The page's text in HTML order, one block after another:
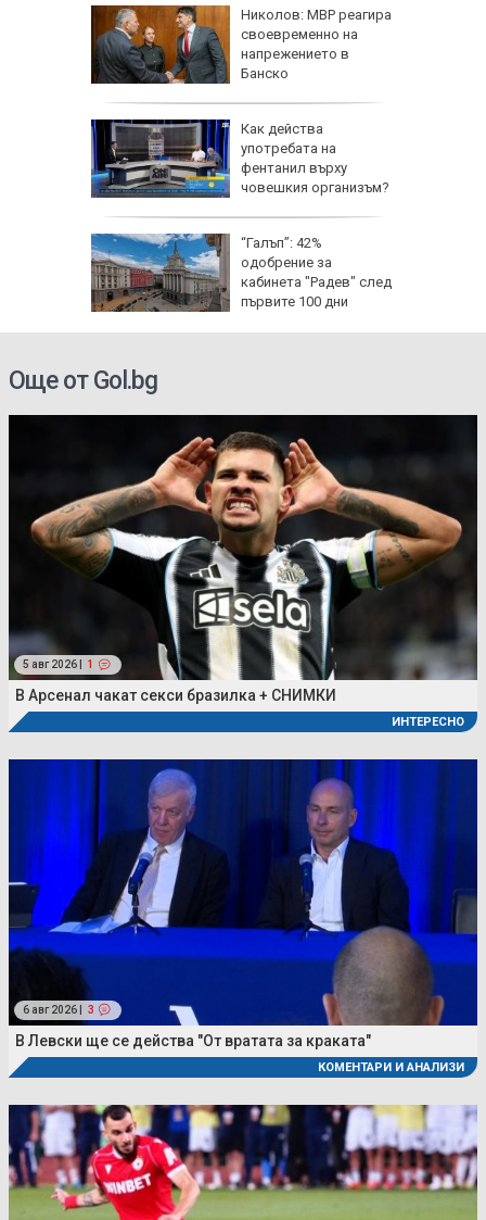
Николов: МВР реагира
своевременно на
напрежението в
Банско
Как действа
употребата на
фентанил върху
човешкия организъм?
“Галъп”: 42%
одобрение за
кабинета "Радев" след
първите 100 дни
Още от Gol.bg
5 авг 2026 | 1
В Арсенал чакат секси бразилка + СНИМКИ
ИНТЕРЕСНО
6 авг 2026 | 3
В Левски ще се действа "От вратата за краката"
КОМЕНТАРИ И АНАЛИЗИ